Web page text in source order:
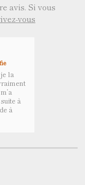
avis. Si vous
vous
la
à
à